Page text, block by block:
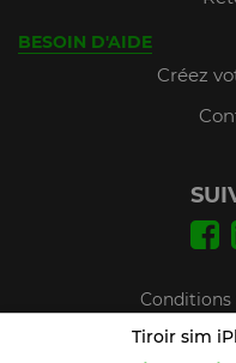
Tiroir sim
BESOIN D'AIDE
Créez
Conditions